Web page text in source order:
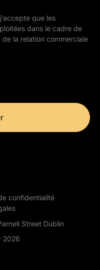
que les
dans le cadre de
la relation commerciale
confidentialité
Street Dublin
2026